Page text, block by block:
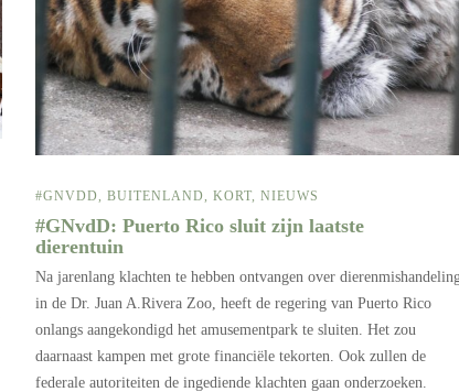
#GNVDD, BUITENLAND, KORT, NIEUWS
#GNvdD: Puerto Rico sluit zijn laatste
dierentuin
Na jarenlang klachten te hebben ontvangen over
in de Dr. Juan A.Rivera Zoo, heeft de regering van Puerto Rico
onlangs aangekondigd het amusementpark te sluiten. Het zou
daarnaast kampen met grote financiële tekorten. Ook zullen de
federale autoriteiten de ingediende klachten gaan onderzoeken.